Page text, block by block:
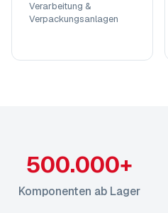
Verarbeitung &
Verpackungsanlagen
500.000+
Komponenten ab Lager